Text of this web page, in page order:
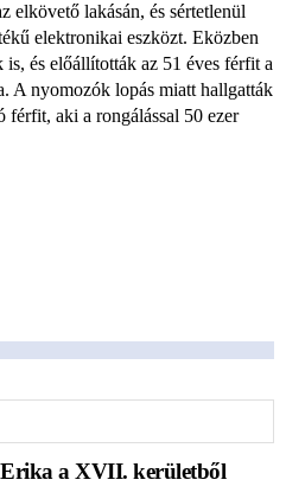
elkövető lakásán, és sértetlenül
elektronikai eszközt. Eközben
és előállították az 51 éves férfit a
A nyomozók lopás miatt hallgatták
férfit, aki a rongálással 50 ezer
a XVII. kerületből